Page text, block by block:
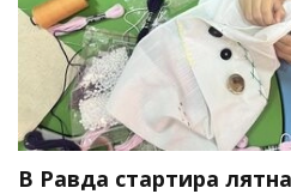
В Равда стартира